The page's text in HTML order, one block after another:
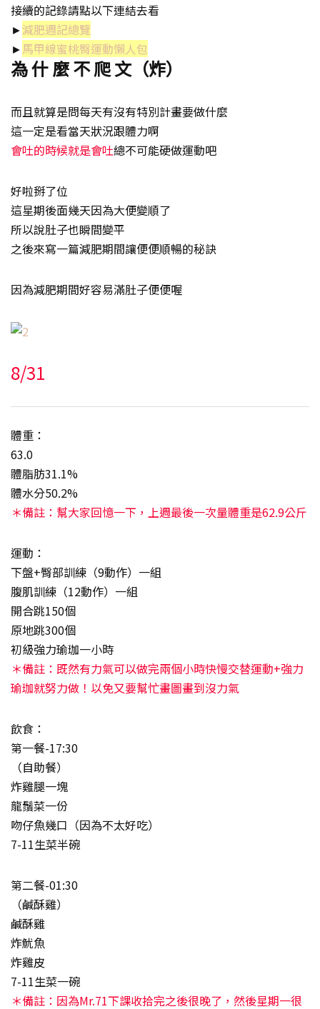
接續的記錄請點以下連結去看
►減肥週記總覽
►馬甲線蜜桃臀運動懶人包
為 什 麼 不 爬 文（炸）
而且就算是問每天有沒有特別計畫要做什麼
這一定是看當天狀況跟體力啊
會吐的時候就是會吐總不可能硬做運動吧
好啦掰了位
這星期後面幾天因為大便變順了
所以說肚子也瞬間變平
之後來寫一篇減肥期間讓便便順暢的秘訣
因為減肥期間好容易滿肚子便便喔
8/31
體重：
63.0
體脂肪31.1%
體水分50.2%
＊備註：幫大家回憶一下，上週最後一次量體重是62.9公斤
運動：
下盤+臀部訓練（9動作）一組
腹肌訓練（12動作）一組
開合跳150個
原地跳300個
初級強力瑜珈一小時
＊備註：既然有力氣可以做完兩個小時快慢交替運動+強力
瑜珈就努力做！以免又要幫忙畫圖畫到沒力氣
飲食：
第一餐-17:30
（自助餐）
炸雞腿一塊
龍鬚菜一份
吻仔魚幾口（因為不太好吃）
7-11生菜半碗
第二餐-01:30
（鹹酥雞）
鹹酥雞
炸魷魚
炸雞皮
7-11生菜一碗
＊備註：因為Mr.71下課收拾完之後很晚了，然後星期一很